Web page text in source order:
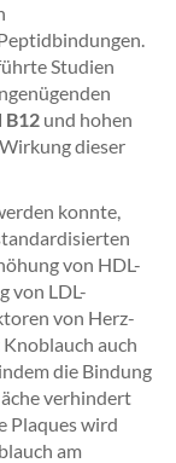
Studien
B12 und hohen
dieser
konnte,
von HDL-
von LDL-
von Herz-
auch
die Bindung
verhindert
Plaques wird
am